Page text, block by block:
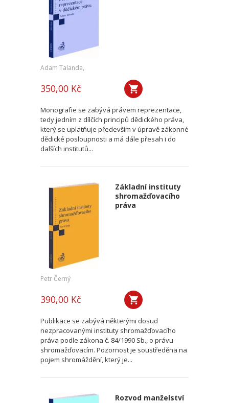
Adam Talanda,
350,00 Kč
Monografie se zabývá právem reprezentace,
tedy jedním z dílčích principů dědického práva,
který se uplatňuje především v úpravě zákonné
dědické posloupnosti a má dále přesah i do
dalších institutů...
Základní instituty
shromažďovacího
práva
Petr Černý
390,00 Kč
Publikace se zabývá některými dosud
nezpracovanými instituty shromažďovacího
práva podle zákona č. 84/1990 Sb., o právu
shromažďovacím. Pozornost je soustředěna na
pojem shromáždění, který je...
Rozvod manželství